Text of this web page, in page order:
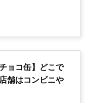
ョコ缶】どこで
舗はコンビニや